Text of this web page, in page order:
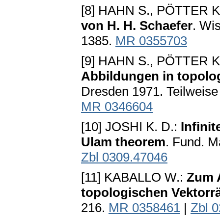
[8] HAHN S., PÖTTER
von H. H. Schaefer.
1385. MR 0355703
[9] HAHN S., PÖTTER
Abbildungen in
Dresden 1971.
MR 0346604
[10] JOSHI K. D.:
Ulam theorem. Fund.
Zbl 0309.47046
[11] KABALLO W.: Zum
topologischen
216. MR 0358461 | Zbl